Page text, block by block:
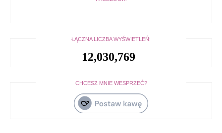
ŁĄCZNA LICZBA WYŚWIETLEŃ:
12,030,769
CHCESZ MNIE WESPRZEĆ?